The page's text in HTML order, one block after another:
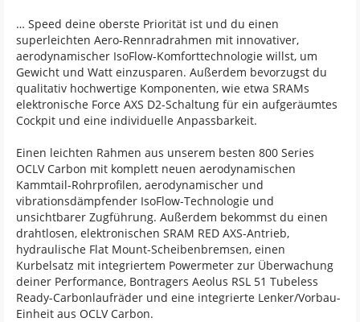
… Speed deine oberste Priorität ist und du einen
superleichten Aero-Rennradrahmen mit innovativer,
aerodynamischer IsoFlow-Komforttechnologie willst, um
Gewicht und Watt einzusparen. Außerdem bevorzugst du
qualitativ hochwertige Komponenten, wie etwa SRAMs
elektronische Force AXS D2-Schaltung für ein aufgeräumtes
Cockpit und eine individuelle Anpassbarkeit.
Einen leichten Rahmen aus unserem besten 800 Series
OCLV Carbon mit komplett neuen aerodynamischen
Kammtail-Rohrprofilen, aerodynamischer und
vibrationsdämpfender IsoFlow-Technologie und
unsichtbarer Zugführung. Außerdem bekommst du einen
drahtlosen, elektronischen SRAM RED AXS-Antrieb,
hydraulische Flat Mount-Scheibenbremsen, einen
Kurbelsatz mit integriertem Powermeter zur Überwachung
deiner Performance, Bontragers Aeolus RSL 51 Tubeless
Ready-Carbonlaufräder und eine integrierte Lenker/Vorbau-
Einheit aus OCLV Carbon.